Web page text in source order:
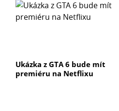
Ukázka z GTA 6 bude mít
premiéru na Netflixu